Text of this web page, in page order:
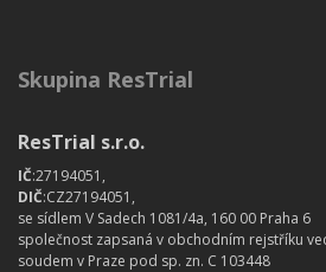
Skupina ResTrial
ResTrial s.r.o.
IČ:27194051,
DIČ:CZ27194051,
se sídlem V Sadech 1081/4a, 160 00 Praha 6
společnost zapsaná v obchodním rejstříku
soudem v Praze pod sp. zn. C 103448